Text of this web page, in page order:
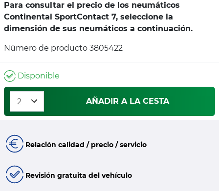
Para consultar el precio de los neumáticos
Continental SportContact 7, seleccione la
dimensión de sus neumáticos a continuación.
Número de producto 3805422
Disponible
AÑADIR A LA CESTA
Relación calidad / precio / servicio
Revisión gratuita del vehículo